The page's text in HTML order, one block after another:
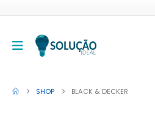
SHOP BLACK & DECKER